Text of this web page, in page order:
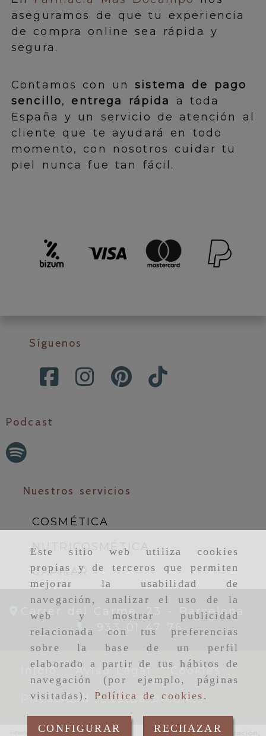
Este sitio web utiliza cookies
propias y de terceros que permiten
mejorar la usabilidad de
navegación, analizar el uso de la
web y mostrar publicidad
relacionada con tus preferencias
sobre la base de un perfil
elaborado a partir de tus hábitos de
navegación (por ejemplo, páginas
visitadas). Política de cookies .
CONFIGURAR RECHAZAR
aseguramos de que tu experiencia
de compra online sea rápida y
segura.
Contamos con unsistema de pago
sencillo,entrega rápida
a toda
España y un servicio de atención al
cliente que te ayudará en todo
momento, con nosotros cuidar tu
piel nunca fue tan fácil.
Síguenos
Podcast
Nuestros servicios
COSMÉTICA
NUTRICOSMÉTICA
CAPILAR
Carrer del Carme, 23 - Barcelona
933 01 47 76
Inicio Aviso Legal Cookies
Privacidad Venta online